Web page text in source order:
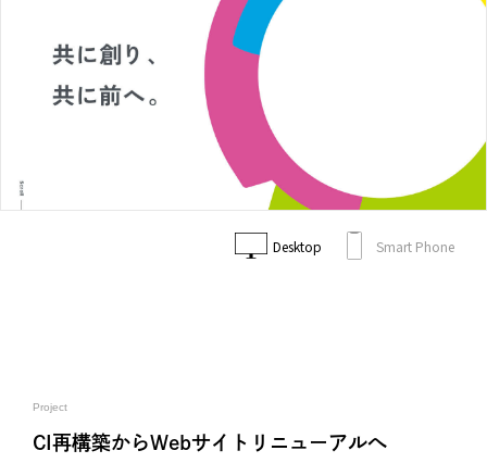
Desktop Smart Phone
Project
CI再構築からWebサイトリニューアルへ